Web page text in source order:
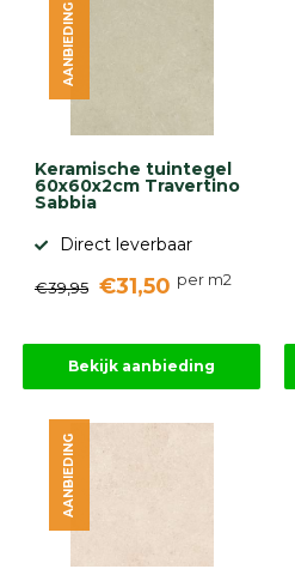
Keramische tuintegel
60x60x2cm Travertino
Sabbia
Direct leverbaar
€39,95 €31,50 per m2
AANBIEDING
Bekijk aanbieding
AANBIEDING